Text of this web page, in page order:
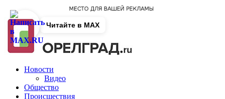
Новости
Видео
Общество
Происшествия
Читайте в MAX